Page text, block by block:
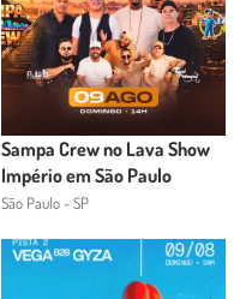
Sampa Crew no Lava Show
Império em São Paulo
São Paulo - SP